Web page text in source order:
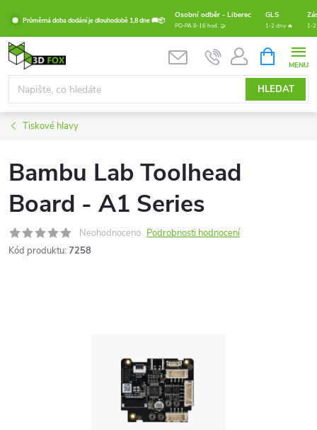
obsah
Průměrná doba dodání je dlouhodobě 1,8 dne 🚚📦
Osobní odběr - Liberec GLS
PO-PÁ 8-16 hod. 🤝 1-2 dny 🔥 1-
HLEDAT
NÁKUPNÍ
KOŠÍK
Tiskové hlavy
Bambu Lab Toolhead
Board - A1 Series
Neohodnoceno Podrobnosti hodnocení
Kód produktu: 7258